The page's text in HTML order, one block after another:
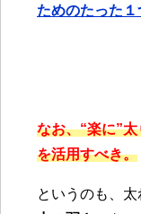
ためのたった１
なお、“楽に”
を活用すべき。
というのも、